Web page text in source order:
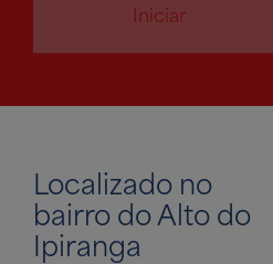
Iniciar
Localizado no
bairro do Alto do
Ipiranga